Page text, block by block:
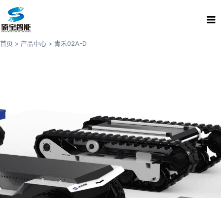
内
首页 产品中心 青禾02A-D